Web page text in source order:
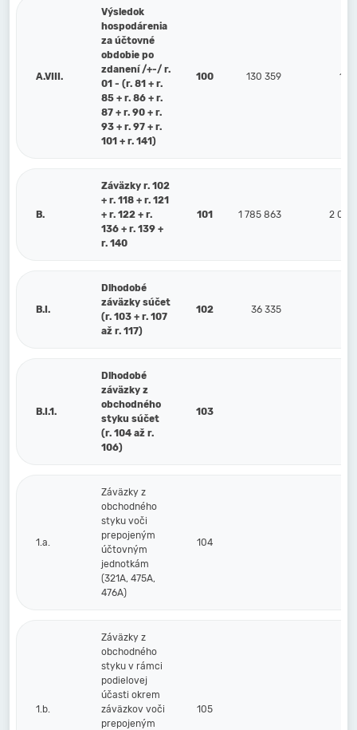
A.VIII.
Výsledok
hospodárenia
za účtovné
obdobie po
zdanení /+-/ r.
01 - (r. 81 + r.
85 + r. 86 + r.
87 + r. 90 + r.
93 + r. 97 + r.
101 + r. 141)
100 130 359 115
B.
Záväzky r. 102
+ r. 118 + r. 121
+ r. 122 + r.
136 + r. 139 +
r. 140
101 1 785 863 2 075
B.I.
Dlhodobé
záväzky súčet
(r. 103 + r. 107
až r. 117)
102 36 335
B.I.1.
Dlhodobé
záväzky z
obchodného
styku súčet
(r. 104 až r.
106)
103
1.a.
Záväzky z
obchodného
styku voči
prepojeným
účtovným
jednotkám
(321A, 475A,
476A)
104
1.b.
Záväzky z
obchodného
styku v rámci
podielovej
účasti okrem
záväzkov voči
prepojeným
105